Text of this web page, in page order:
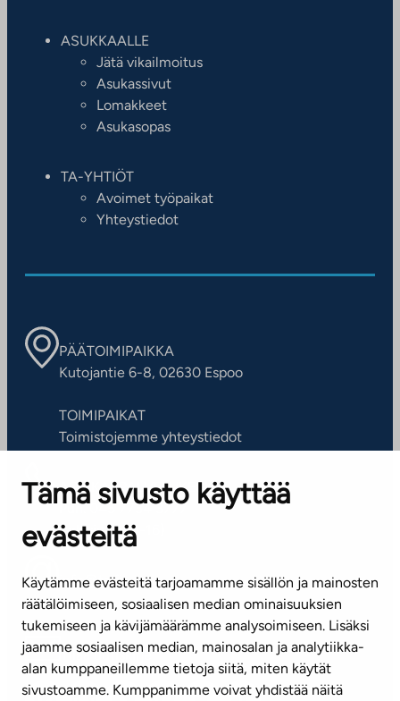
Tämä sivusto käyttää
evästeitä
Käytämme evästeitä tarjoamamme sisällön ja mainosten
räätälöimiseen, sosiaalisen median ominaisuuksien
tukemiseen ja kävijämäärämme analysoimiseen. Lisäksi
jaamme sosiaalisen median, mainosalan ja analytiikka-
alan kumppaneillemme tietoja siitä, miten käytät
sivustoamme. Kumppanimme voivat yhdistää näitä
ASUKKAALLE
Jätä vikailmoitus
Asukassivut
Lomakkeet
Asukasopas
TA-YHTIÖT
Avoimet työpaikat
Yhteystiedot
PÄÄTOIMIPAIKKA
Kutojantie 6-8, 02630 Espoo
TOIMIPAIKAT
Toimistojemme yhteystiedot
ASIAKASPALVELUKESKUS
Puh. 045 7734 3777
(arkisin klo 8-16)
info@ta.fi
Tilaa uutiskirje